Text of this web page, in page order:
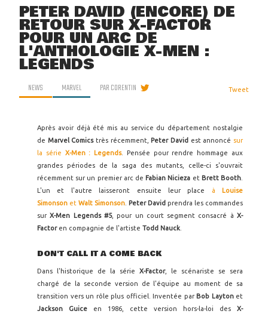
PETER DAVID (ENCORE) DE
RETOUR SUR X-FACTOR
POUR UN ARC DE
L'ANTHOLOGIE X-MEN :
LEGENDS
NEWS MARVEL PARCORENTIN Tweet
Après avoir déjà été mis au service du département nostalgie
de Marvel Comicstrès récemment, Peter David est annoncé sur
la série X-Men : Legends. Pensée pour rendre hommage aux
grandes périodes de la saga des mutants, celle-ci s'ouvrait
récemment sur un premier arc de Fabian Nicieza et Brett Booth
L'un et l'autre laisseront ensuite leur place
à Louise
Simonson et Walt Simonson Peter David prendra les commandes
surX-Men Legends #5, pour un court segment consacré àX-
Factoren compagnie de l'artiste Todd Nauck
DON'T CALL IT A COME BACK
Dans l'historique de la série X-Factor, le scénariste se sera
chargé de la seconde version de l'équipe au moment de sa
transition vers un rôle plus officiel. Inventée par Bob Laytonet
Jackson Guice en 1986, cette version hors-la-loi des X-